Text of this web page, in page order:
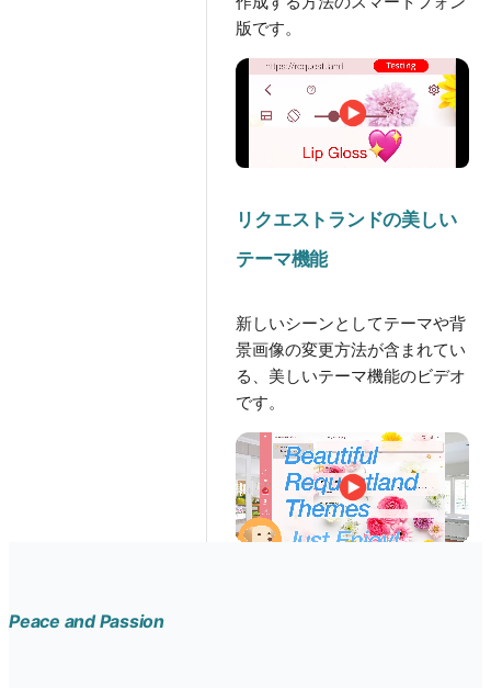
版です。
リクエストランドの美しい
テーマ機能
新しいシーンとしてテーマや背
景画像の変更方法が含まれてい
る、美しいテーマ機能のビデオ
です。
Peace and Passion